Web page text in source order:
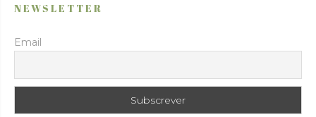
NEWSLETTER
Email